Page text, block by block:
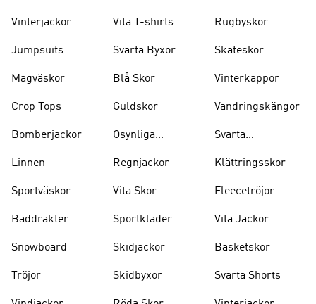
Vinterjackor
Jumpsuits
Magväskor
Crop Tops
Bomberjackor
Linnen
Sportväskor
Baddräkter
Snowboard
Tröjor
Vita T-shirts
Svarta Byxor
Blå Skor
Guldskor
Osynliga
Regnjackor
Vita Skor
Sportkläder
Skidjackor
Skidbyxor
Rugbyskor
Skateskor
Vinterkappor
Vandringskängor
Svarta
Klättringsskor
Fleecetröjor
Vita Jackor
Basketskor
Svarta Shorts